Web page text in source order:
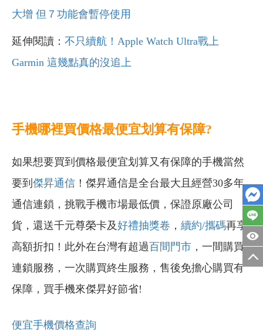
大增 但７功能會暫停使用
延伸閱讀： 不只續航！Apple Watch Ultra戰上
Garmin 這幾點真的沒追上
手機哪裡買價格最便宜划算有保障?
如果想要買到價格最便宜划算又有保障的手機當然
要到 傑昇通信 ！傑昇通信是全台最大且經營30多年
通信連鎖，挑戰手機市場最低價，保證原廠公司
貨，還送千元尊榮卡及好禮抽獎卷 ， 續約/攜碼再享
高額折扣！此外在台灣有超過百間門市 ，一間購買
連鎖服務，一次購買終生服務，售後免擔心購買有
保障，買手機來傑昇好節省!
便宜手機價格查詢